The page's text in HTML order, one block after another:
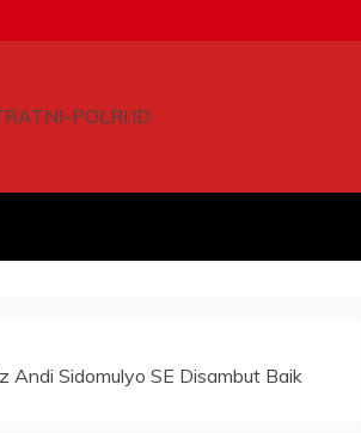
Andi Sidomulyo SE Disambut Baik